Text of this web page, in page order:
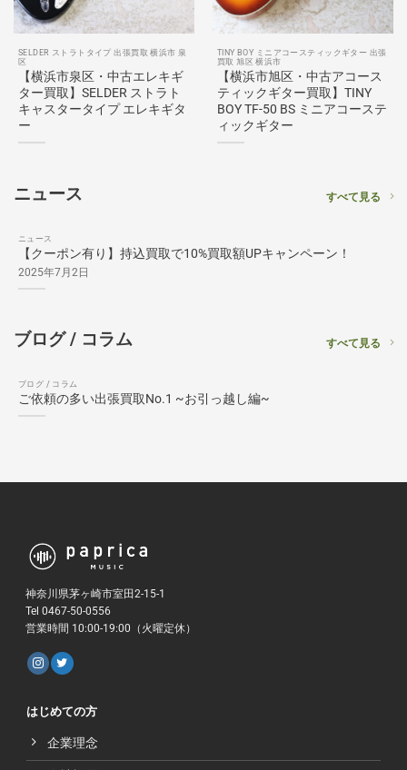
SELDER ストラトタイプ 出張買取 横浜市 泉
区
【横浜市泉区・中古エレキギ
ター買取】SELDER ストラト
キャスタータイプ エレキギタ
ー
TINY BOY ミニアコースティックギター 出張
買取 旭区 横浜市
【横浜市旭区・中古アコース
ティックギター買取】TINY
BOY TF-50 BS ミニアコーステ
ィックギター
ニュース すべて見る
ニュース
【クーポン有り】持込買取で10%買取額UPキャンペーン！
2025年7月2日
ブログ / コラム すべて見る
ブログ / コラム
ご依頼の多い出張買取No.1 ~お引っ越し編~
神奈川県茅ヶ崎市室田2-15-1
Tel 0467-50-0556
営業時間 10:00-19:00（火曜定休）
はじめての方
企業理念